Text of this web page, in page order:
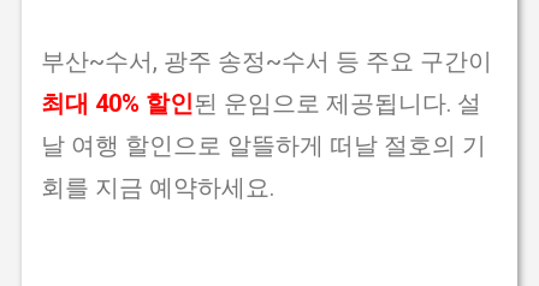
부산~수서, 광주 송정~수서 등 주요 구간이
최대 40% 할인된 운임으로 제공됩니다. 설
날 여행 할인으로 알뜰하게 떠날 절호의 기
회를 지금 예약하세요.